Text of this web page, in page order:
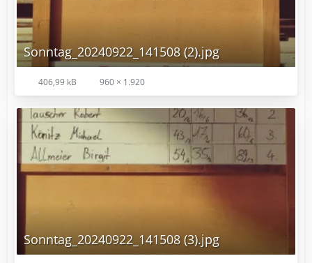
Sonntag_20240922_141508 (2).jpg
406,99 kB 960 × 1.920
Sonntag_20240922_141508 (3).jpg